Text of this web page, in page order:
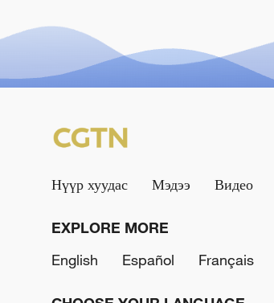
Нүүр хуудас Мэдээ Видео
EXPLORE MORE
English
Español Français